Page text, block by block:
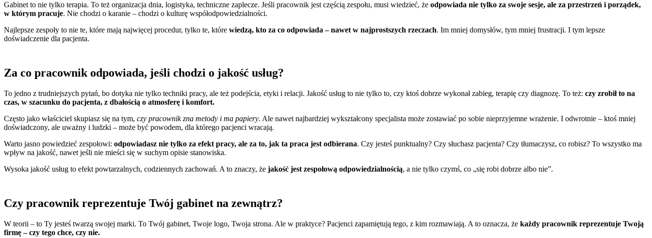
Gabinet to nie tylko terapia. To też organizacja dnia, logistyka, techniczne zaplecze. Jeśli pracownik jest częścią zespołu, musi wiedzieć, że odpowiada nie tylko za swoje sesje, ale za przestrzeń i porządek,
w którym pracuje. Nie chodzi o karanie – chodzi o kulturę współodpowiedzialności.
Najlepsze zespoły to nie te, które mają najwięcej procedur, tylko te, które wiedzą, kto za co odpowiada – nawet w najprostszych rzeczach. Im mniej domysłów, tym mniej frustracji. I tym lepsze
doświadczenie dla pacjenta.
Za co pracownik odpowiada, jeśli chodzi o jakość usług?
To jedno z trudniejszych pytań, bo dotyka nie tylko techniki pracy, ale też podejścia, etyki i relacji. Jakość usług to nie tylko to, czy ktoś dobrze wykonał zabieg, terapię czy diagnozę. To też: czy zrobił to na
czas, w szacunku do pacjenta, z dbałością o atmosferę i komfort.
Często jako właściciel skupiasz się na tym, czy pracownik zna metody i ma papiery. Ale nawet najbardziej wykształcony specjalista może zostawiać po sobie nieprzyjemne wrażenie. I odwrotnie – ktoś mniej
doświadczony, ale uważny i ludzki – może być powodem, dla którego pacjenci wracają.
Warto jasno powiedzieć zespołowi: odpowiadasz nie tylko za efekt pracy, ale za to, jak ta praca jest odbierana. Czy jesteś punktualny? Czy słuchasz pacjenta? Czy tłumaczysz, co robisz? To wszystko ma
wpływ na jakość, nawet jeśli nie mieści się w suchym opisie stanowiska.
Wysoka jakość usług to efekt powtarzalnych, codziennych zachowań. A to znaczy, że jakość jest zespołową odpowiedzialnością, a nie tylko czymś, co „się robi dobrze albo nie”.
Czy pracownik reprezentuje Twój gabinet na zewnątrz?
W teorii – to Ty jesteś twarzą swojej marki. To Twój gabinet, Twoje logo, Twoja strona. Ale w praktyce? Pacjenci zapamiętują tego, z kim rozmawiają. A to oznacza, że każdy pracownik reprezentuje Twoją
firmę – czy tego chce, czy nie.